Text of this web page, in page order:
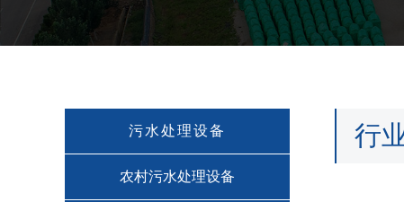
污水处理设备
农村污水处理设备
行